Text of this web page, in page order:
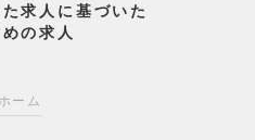
求人に基づいた
の求人
ホーム